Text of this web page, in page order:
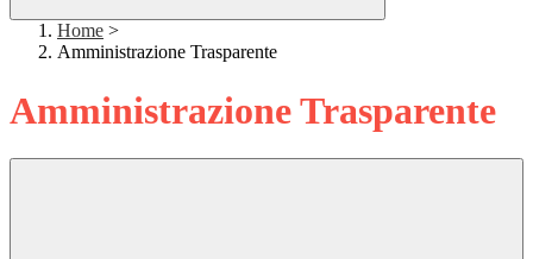
Home >
Amministrazione Trasparente
Amministrazione Trasparente